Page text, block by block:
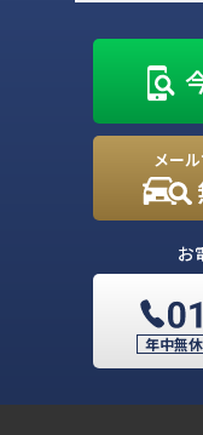
メー
お
年中無休